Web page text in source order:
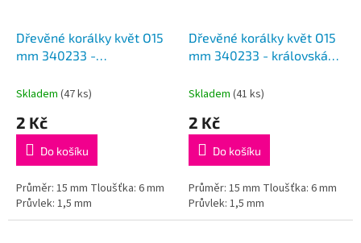
Dřevěné korálky květ O15
mm 340233 -
Skladem (47 ks)
2 Kč
Do košíku
Průměr: 15 mm Tloušťka: 6 mm
Průvlek: 1,5 mm
Dřevěné korálky květ O15
mm 340233 - královská
Skladem (41 ks)
2 Kč
Do košíku
Průměr: 15 mm Tloušťka: 6 mm
Průvlek: 1,5 mm